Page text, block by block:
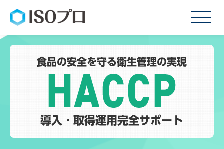
サービス内容
料金
お客様の声
食品の安全を守る衛生管理の実現
導入・取得運用完全サポート